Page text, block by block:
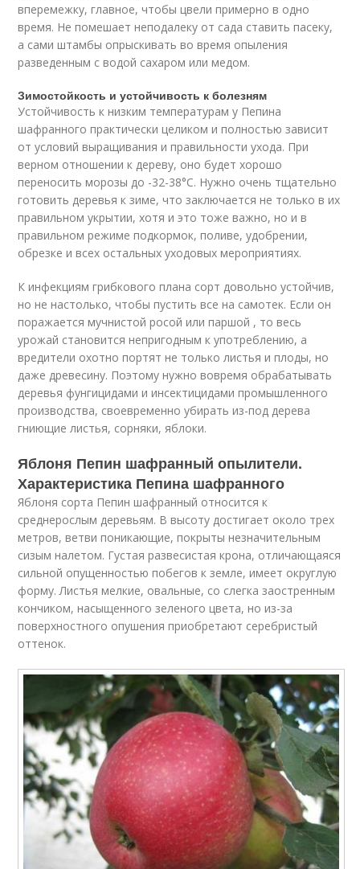
вперемежку, главное, чтобы цвели примерно в одно
время. Не помешает неподалеку от сада ставить пасеку,
а сами штамбы опрыскивать во время опыления
разведенным с водой сахаром или медом.
Зимостойкость и устойчивость к болезням
Устойчивость к низким температурам у Пепина
шафранного практически целиком и полностью зависит
от условий выращивания и правильности ухода. При
верном отношении к дереву, оно будет хорошо
переносить морозы до -32-38°С. Нужно очень тщательно
готовить деревья к зиме, что заключается не только в их
правильном укрытии, хотя и это тоже важно, но и в
правильном режиме подкормок, поливе, удобрении,
обрезке и всех остальных уходовых мероприятиях.
К инфекциям грибкового плана сорт довольно устойчив,
но не настолько, чтобы пустить все на самотек. Если он
поражается мучнистой росой или паршой , то весь
урожай становится непригодным к употреблению, а
вредители охотно портят не только листья и плоды, но
даже древесину. Поэтому нужно вовремя обрабатывать
деревья фунгицидами и инсектицидами промышленного
производства, своевременно убирать из-под дерева
гниющие листья, сорняки, яблоки.
Яблоня Пепин шафранный опылители.
Характеристика Пепина шафранного
Яблоня сорта Пепин шафранный относится к
среднерослым деревьям. В высоту достигает около трех
метров, ветви поникающие, покрыты незначительным
сизым налетом. Густая развесистая крона, отличающаяся
сильной опущенностью побегов к земле, имеет округлую
форму. Листья мелкие, овальные, со слегка заостренным
кончиком, насыщенного зеленого цвета, но из-за
поверхностного опушения приобретают серебристый
оттенок.